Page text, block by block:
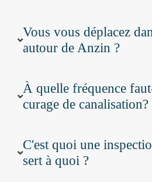
Vous vous déplacez
autour de Anzin ?
À quelle fréquence
curage de canalisation?
C'est quoi une
sert à quoi ?